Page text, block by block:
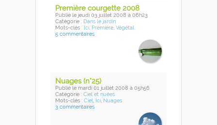
Première courgette 2008
Publié le jeudi 03 juillet 2008 à 06h23
Catégorie : Dans le jardin
Mots-clés : Ici, Première, Végétal
5 commentaires
Nuages (n°25)
Publié le mardi 01 juillet 2008 à 05h56
Catégorie : Ciel et nuées
Mots-clés : Ciel, Ici, Nuages
3 commentaires